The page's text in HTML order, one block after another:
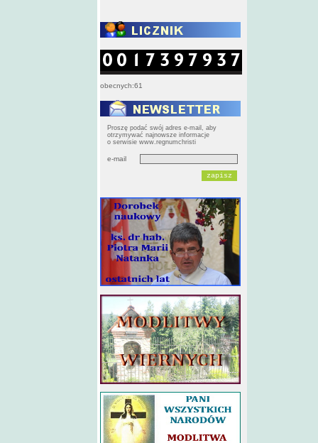
obecnych:61
Proszę podać swój adres e-mail, aby
otrzymywać najnowsze informacje
o serwisie www.regnumchristi
e-mail